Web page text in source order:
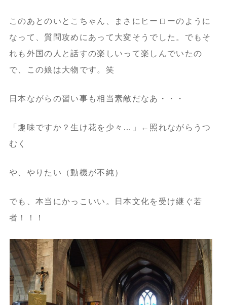
このあとのいとこちゃん、まさにヒーローのように
なって、質問攻めにあって大変そうでした。でもそ
れも外国の人と話すの楽しいって楽しんでいたの
で、この娘は大物です。笑
日本ながらの習い事も相当素敵だなあ・・・
「趣味ですか？生け花を少々…」←照れながらうつ
むく
や、やりたい（動機が不純）
でも、本当にかっこいい。日本文化を受け継ぐ若
者！！！